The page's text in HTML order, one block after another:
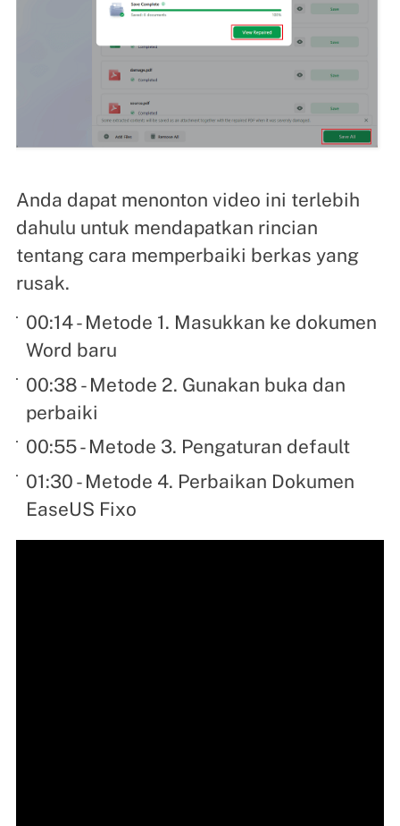
Anda dapat menonton video ini terlebih
dahulu untuk mendapatkan rincian
tentang cara memperbaiki berkas yang
rusak.
00:14 - Metode 1. Masukkan ke dokumen
Word baru
00:38 - Metode 2. Gunakan buka dan
perbaiki
00:55 - Metode 3. Pengaturan default
01:30 - Metode 4. Perbaikan Dokumen
EaseUS Fixo